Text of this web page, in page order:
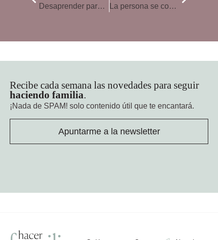
Desaprender para aprender y vivir en paz La persona se construye en la familia
Recibe cada semana las novedades para seguir
haciendo familia.
¡Nada de SPAM! solo contenido útil que te encantará.
Apuntarme a la newsletter